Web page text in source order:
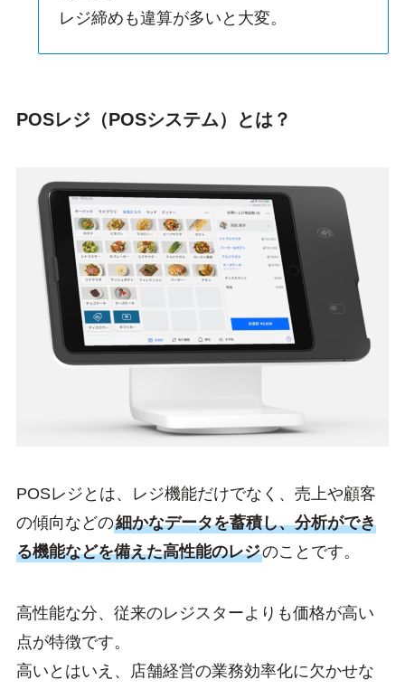
レジ締めも違算が多いと大変。
POSレジ（POSシステム）とは？
POSレジとは、レジ機能だけでなく、売上や顧客
の傾向などの細かなデータを蓄積し、分析ができ
る機能などを備えた高性能のレジのことです。
高性能な分、従来のレジスターよりも価格が高い
点が特徴です。
高いとはいえ、店舗経営の業務効率化に欠かせな